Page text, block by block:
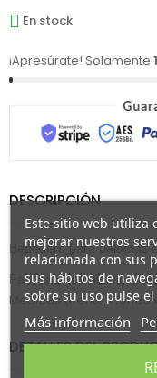
En stock
¡Apresúrate! Solamente
DESCRIPCIÓN
Bebedero para palomas
Fabricado en plástico
Medidas (frente x fondo x
DETALLES DEL
Este sitio web utiliza
mejorar nuestros
relacionada con sus
sus hábitos de
sobre su uso pulse
Más información